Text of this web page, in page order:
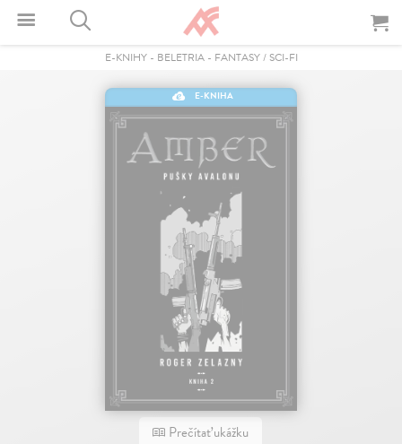
E-KNIHY- BELETRIA- FANTASY / SCI-FI
E-KNIHA
Prečítať ukážku